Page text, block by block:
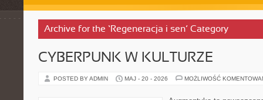
Archive for the ‘Regeneracja i sen’ Category
CYBERPUNK W KULTURZE
POSTED BY ADMIN MAJ - 20 - 2026 MOŻLIWOŚĆ